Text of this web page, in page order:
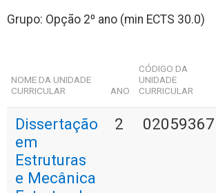
Grupo: Opção 2º ano (min ECTS 30.0)
NOME DA UNIDADE
CURRICULAR
ANO
CÓDIGO DA
UNIDADE
CURRICULAR
Dissertação
em
Estruturas
e Mecânica
2 02059367